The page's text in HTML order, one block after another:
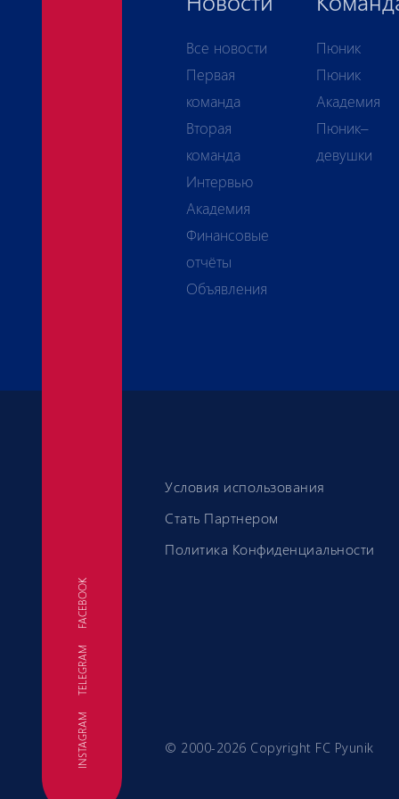
INSTAGRAM
TELEGRAM
FACEBOOK
Все новости
Первая
команда
Вторая
команда
Интервью
Академия
Финансовые
отчёты
Объявления
Пюник
Пюник
Академия
Пюник–
девушки
Условия использования
Стать Партнером
Политика Конфиденциальности
© 2000-2026 Copyright FC Pyunik